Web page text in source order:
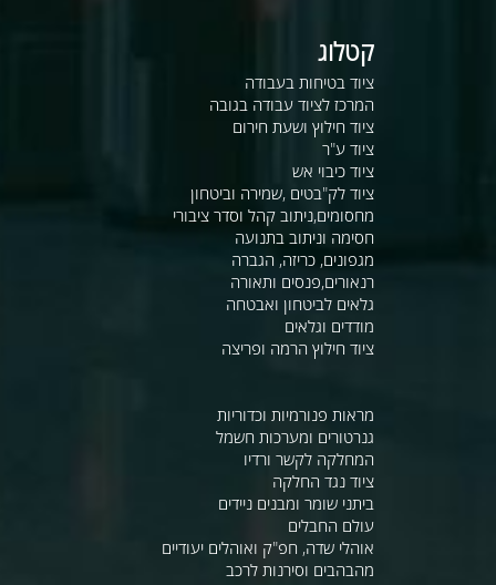
קטלוג
ציוד בטיחות בעבודה
המרכז לציוד עבודה בגובה
ציוד חילוץ ושעת חירום
ציוד ע"ר
ציוד כיבוי אש
ציוד לק"בטים ,שמירה וביטחון
מחסומים,ניתוב קהל וסדר ציבורי
חסימה וניתוב בתנועה
מגפונים, כריזה, הגברה
רנאורים,פנסים ותאורה
גלאים לביטחון ואבטחה
מודדים וגלאים
ציוד חילוץ הרמה ופריצה
מראות פנורמיות וכדוריות
גנרטורים ומערכות חשמל
המחלקה לקשר ורדיו
ציוד נגד החלקה
ביתני שומר ומבנים ניידים
עולם החבלים
אוהלי שדה, חפ"ק ואוהלים יעודיים
מהבהבים וסירנות לרכב